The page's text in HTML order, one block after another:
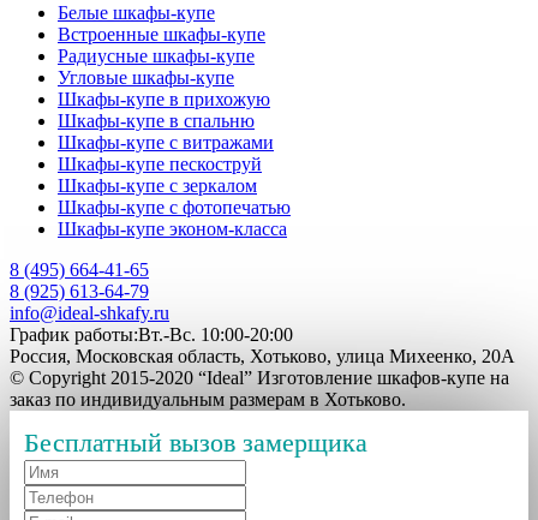
Белые шкафы-купе
Встроенные шкафы-купе
Радиусные шкафы-купе
Угловые шкафы-купе
Шкафы-купе в прихожую
Шкафы-купе в спальню
Шкафы-купе с витражами
Шкафы-купе пескоструй
Шкафы-купе с зеркалом
Шкафы-купе с фотопечатью
Шкафы-купе эконом-класса
8 (495) 664-41-65
8 (925) 613-64-79
info@ideal-shkafy.ru
График работы:Вт.-Вс. 10:00-20:00
Россия, Московская область, Хотьково, улица Михеенко, 20А
© Copyright 2015-2020 “Ideal” Изготовление шкафов-купе на
заказ по индивидуальным размерам в Хотьково.
Бесплатный вызов замерщика